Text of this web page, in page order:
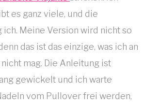
es ganz viele, und die
ich. Meine Version wird nicht so
das ist das einzige, was ich an
mag. Die Anleitung ist
gewickelt und ich warte
vom Pullover frei werden,